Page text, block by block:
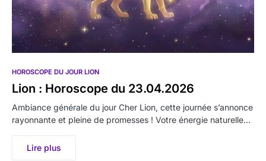
HOROSCOPE DU JOUR LION
Lion : Horoscope du 23.04.2026
Ambiance générale du jour Cher Lion, cette journée s’annonce
rayonnante et pleine de promesses ! Votre énergie naturelle…
Lire plus